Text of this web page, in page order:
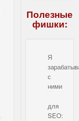
Полезные
фишки:
Я
с
ними
для
SEO: